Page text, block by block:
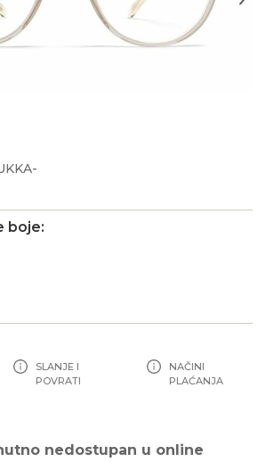
boje:
SLANJE I
POVRATI
NAČINI
PLAĆANJA
nedostupan u online